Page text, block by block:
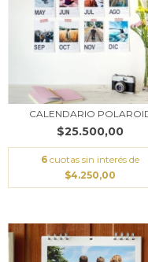
CALENDARIO
$25.500,00
6 cuotas sin interés de
$4.250,00